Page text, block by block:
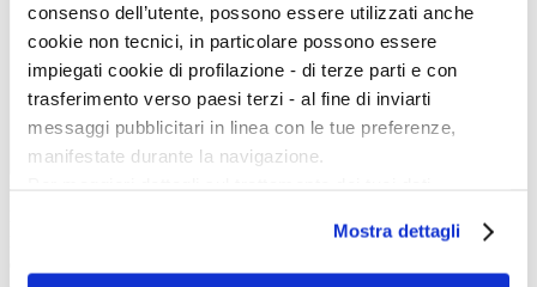
consenso dell’utente, possono essere utilizzati anche
cookie non tecnici, in particolare possono essere
impiegati cookie di profilazione - di terze parti e con
trasferimento verso paesi terzi - al fine di inviarti
messaggi pubblicitari in linea con le tue preferenze,
manifestate durante la navigazione.
scelte privacy sui cookie, ti invitiamo a prendere visione
dell’informativa cookie.
Mostra dettagli